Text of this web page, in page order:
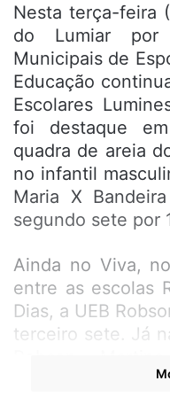
Nesta terça-feira
do Lumiar por
Municipais de
Educação
Escolares
foi destaque
quadra de areia
no infantil
Maria X
segundo sete por
Ainda no Viva,
entre as escolas
Dias, a UEB
terceiro sete. Já
feminino infanto